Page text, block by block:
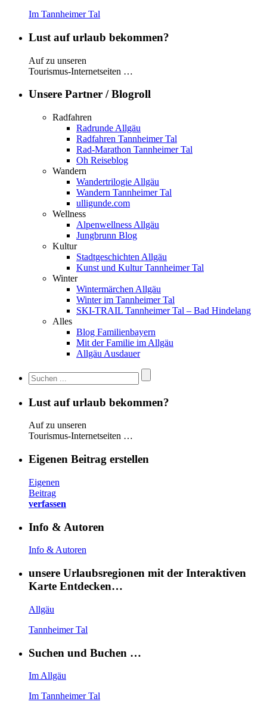
Im Tannheimer Tal
Lust auf urlaub bekommen?
Auf zu unseren
Tourismus-Internetseiten …
Unsere Partner / Blogroll
Radfahren
Radrunde Allgäu
Radfahren Tannheimer Tal
Rad-Marathon Tannheimer Tal
Oh Reiseblog
Wandern
Wandertrilogie Allgäu
Wandern Tannheimer Tal
ulligunde.com
Wellness
Alpenwellness Allgäu
Jungbrunn Blog
Kultur
Stadtgeschichten Allgäu
Kunst und Kultur Tannheimer Tal
Winter
Wintermärchen Allgäu
Winter im Tannheimer Tal
SKI-TRAIL Tannheimer Tal – Bad Hindelang
Alles
Blog Familienbayern
Mit der Familie im Allgäu
Allgäu Ausdauer
Lust auf urlaub bekommen?
Auf zu unseren
Tourismus-Internetseiten …
Eigenen Beitrag erstellen
Eigenen
Beitrag
verfassen
Info & Autoren
Info & Autoren
unsere Urlaubsregionen mit der Interaktiven
Karte Entdecken…
Allgäu
Tannheimer Tal
Suchen und Buchen …
Im Allgäu
Im Tannheimer Tal